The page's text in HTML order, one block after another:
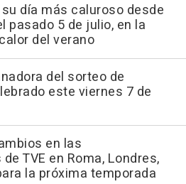
día más caluroso desde
pasado 5 de julio, en la
del verano
del sorteo de
este viernes 7 de
en las
TVE en Roma, Londres,
la próxima temporada